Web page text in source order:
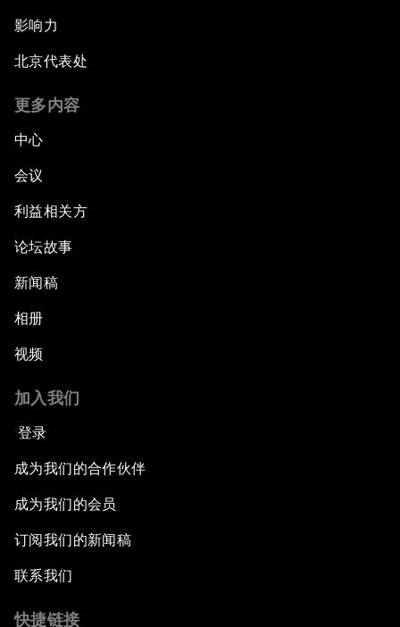
影响力
北京代表处
更多内容
中心
会议
利益相关方
论坛故事
新闻稿
相册
视频
加入我们
登录
成为我们的合作伙伴
成为我们的会员
订阅我们的新闻稿
联系我们
快捷链接